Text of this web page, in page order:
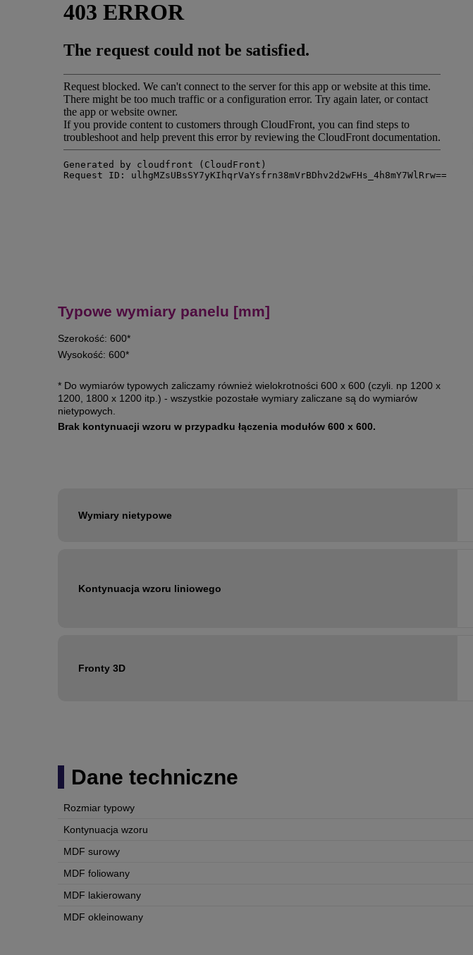
Typowe wymiary panelu [mm]
Szerokość: 600*
Wysokość: 600*
* Do wymiarów typowych zaliczamy również wielokrotności 600 x 600 (czyli. np 1200 x
1200, 1800 x 1200 itp.) - wszystkie pozostałe wymiary zaliczane są do wymiarów
nietypowych.
Brak kontynuacji wzoru w przypadku łączenia modułów 600 x 600.
Wymiary nietypowe
Kontynuacja wzoru liniowego
Fronty 3D
Dane techniczne
Rozmiar typowy
Kontynuacja wzoru
MDF surowy
MDF foliowany
MDF lakierowany
MDF okleinowany